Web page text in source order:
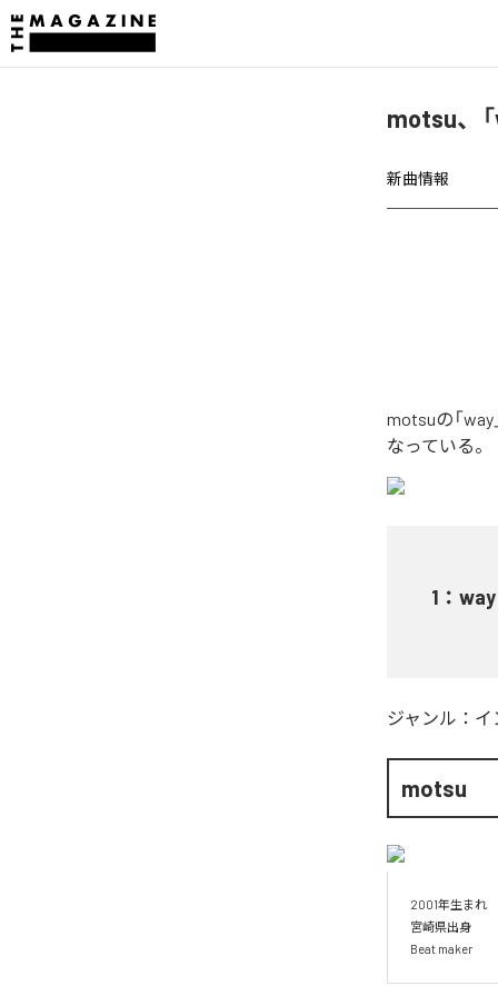
motsu、
新曲情報
motsuの「
なっている。
1 ： way
ジャンル： イ
motsu
2001年生まれ
宮崎県出身
Beat maker